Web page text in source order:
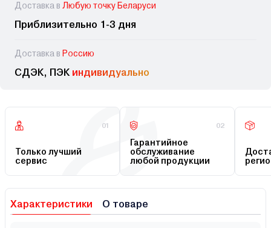
Доставка в Любую точку Беларуси
Приблизительно 1-3 дня
Доставка в Россию
СДЭК, ПЭК индивидуально
01
Только лучший
сервис
02
Гарантийное
обслуживание
любой продукции
Характеристики О товаре